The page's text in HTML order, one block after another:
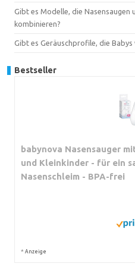
Gibt es Modelle, die Nasensaugen
kombinieren?
Gibt es Geräuschprofile, die
Bestseller
babynova Nasensauger
und Kleinkinder - für ein
Nasenschleim - BPA-frei
* Anzeige